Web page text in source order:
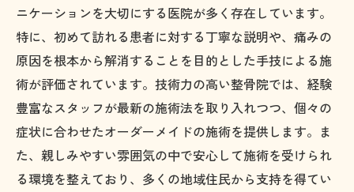
ニケーションを大切にする医院が多く存在しています。
特に、初めて訪れる患者に対する丁寧な説明や、痛みの
原因を根本から解消することを目的とした手技による施
術が評価されています。技術力の高い整骨院では、経験
豊富なスタッフが最新の施術法を取り入れつつ、個々の
症状に合わせたオーダーメイドの施術を提供します。ま
た、親しみやすい雰囲気の中で安心して施術を受けられ
る環境を整えており、多くの地域住民から支持を得てい